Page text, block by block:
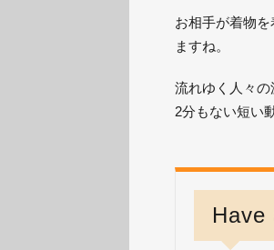
お相手が着物
ますね。
流れゆく人々の
2分もない短い
Have